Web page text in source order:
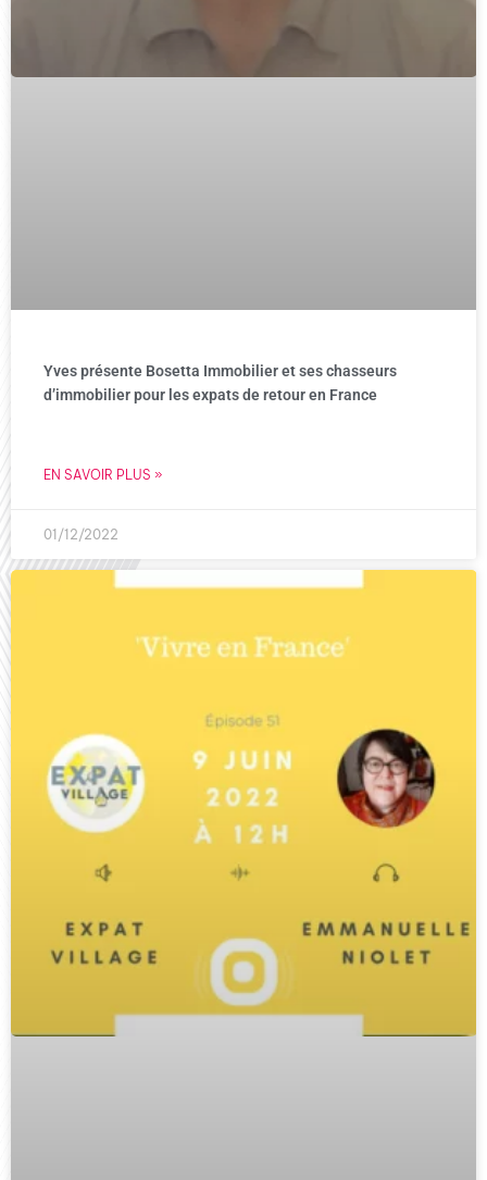
Yves présente Bosetta Immobilier et ses chasseurs
d’immobilier pour les expats de retour en France
EN SAVOIR PLUS »
01/12/2022